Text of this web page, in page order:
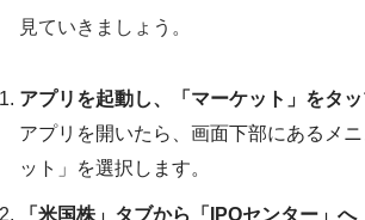
見ていきましょう。
アプリを起動し、「マーケット」をタ
アプリを開いたら、画面下部にあるメ
ット」を選択します。
「米国株」タブから「IPOセンター」へ